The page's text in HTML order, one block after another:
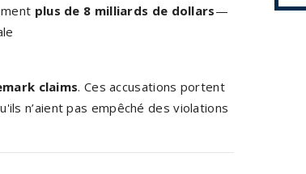
plus de 8 milliards de dollars—
claims. Ces accusations portent
n’aient pas empêché des violations